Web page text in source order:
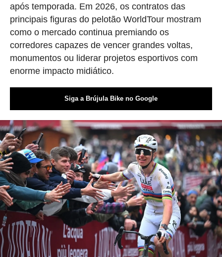
após temporada. Em 2026, os contratos das
principais figuras do pelotão WorldTour mostram
como o mercado continua premiando os
corredores capazes de vencer grandes voltas,
monumentos ou liderar projetos esportivos com
enorme impacto midiático.
Siga a Brújula Bike no Google